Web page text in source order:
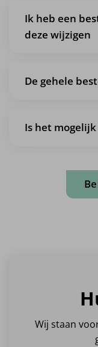
Ik heb een
deze wijzigen
De gehele
Is het
Wij staan